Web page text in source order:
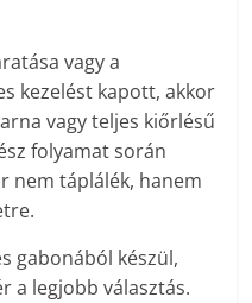
vagy a
kezelést kapott, akkor
vagy teljes kiőrlésű
folyamat során
nem táplálék, hanem
gabonából készül,
a legjobb választás.